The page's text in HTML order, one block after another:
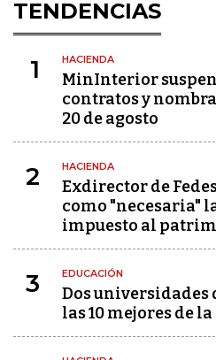
TENDENCIAS
1 HACIENDA
MinInterior
contratos y
20 de agosto
2 HACIENDA
Exdirector de
como "necesaria"
impuesto al
3 EDUCACIÓN
Dos universidades
las 10 mejores de